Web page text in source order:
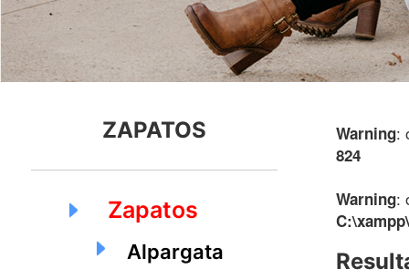
ZAPATOS
Zapatos
Alpargata
Warning:
824
Warning: